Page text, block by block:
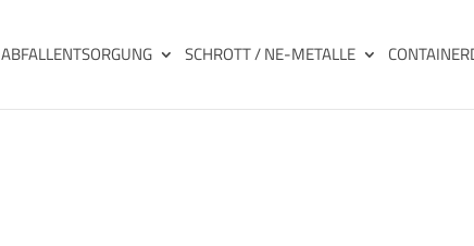
ABFALLENTSORGUNG SCHROTT / NE-METALLE